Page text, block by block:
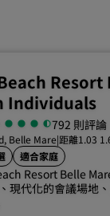
Individuals
792 則評論
Belle Mare|距離1.03
適合家庭
Resort Belle
現代化的會議場地